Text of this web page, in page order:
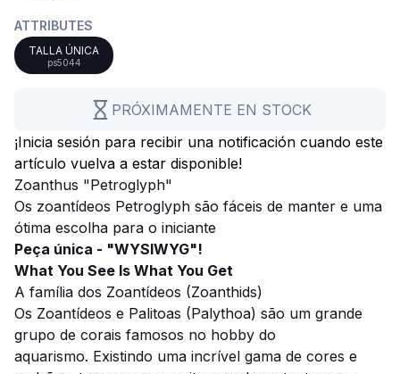
ATTRIBUTES
TALLA ÚNICA
ps5044
PRÓXIMAMENTE EN STOCK
¡Inicia sesión para recibir una notificación cuando este
artículo vuelva a estar disponible!
Zoanthus "Petroglyph"
Os zoantídeos Petroglyph são fáceis de manter e uma
ótima escolha para o iniciante
Peça única - "WYSIWYG"!
What You See Is What You Get
A família dos Zoantídeos (Zoanthids)
Os Zoantídeos e Palitoas (Palythoa) são um grande
grupo de corais famosos no hobby do
aquarismo. Existindo uma incrível gama de cores e